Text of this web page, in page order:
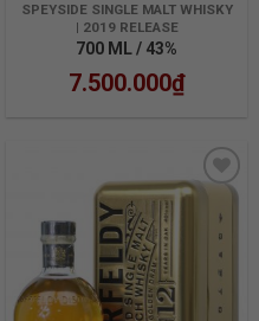
SPEYSIDE SINGLE MALT WHISKY
| 2019 RELEASE
700 ML / 43%
7.500.000₫
ADD TO
WISHLIST